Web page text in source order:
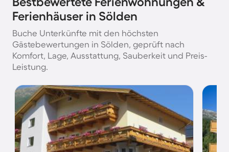
Ferienhäuser in Sölden
Buche Unterkünfte mit den höchsten
Gästebewertungen in Sölden, geprüft nach
Komfort, Lage, Ausstattung, Sauberkeit und Preis-
Leistung.